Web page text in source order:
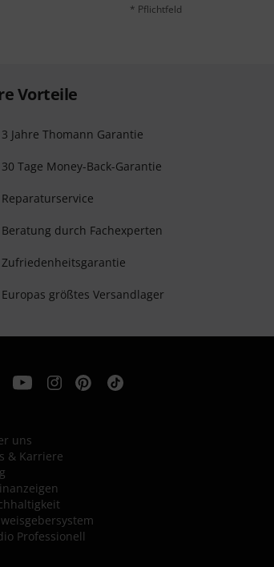
* Pflichtfeld
Vorteile
3 Jahre Thomann Garantie
30 Tage Money-Back-Garantie
Reparaturservice
Beratung durch Fachexperten
Zufriedenheitsgarantie
Europas größtes Versandlager
uns
& Karriere
Professionell